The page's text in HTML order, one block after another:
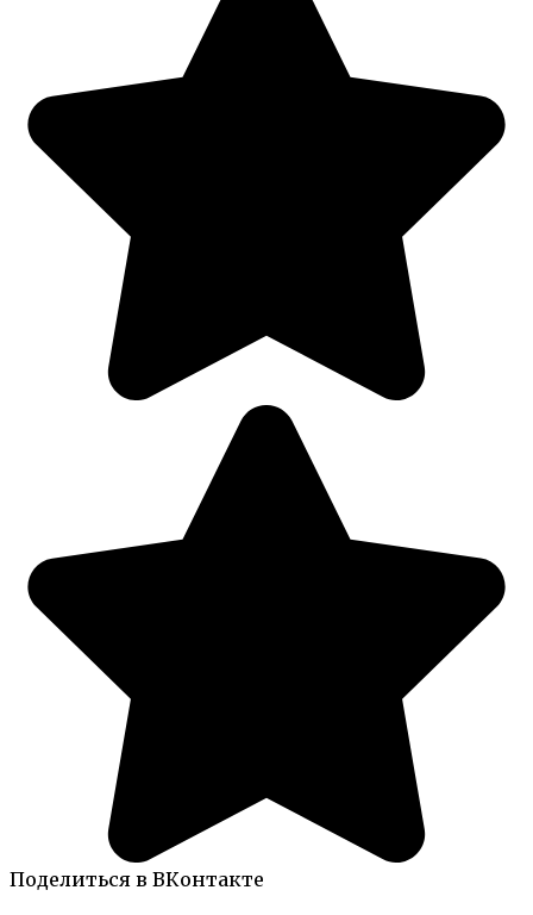
Поделиться в ВКонтакте